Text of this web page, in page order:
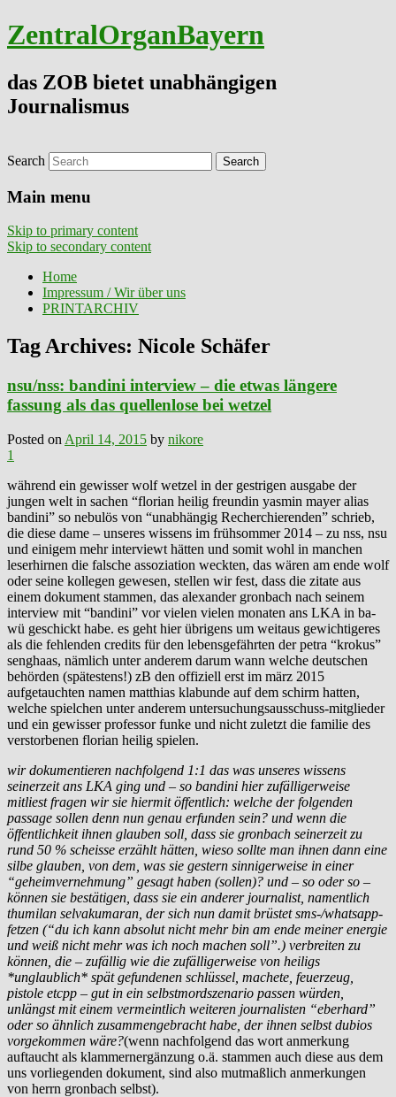
ZentralOrganBayern
das ZOB bietet unabhängigen
Journalismus
Search
Main menu
Skip to primary content
Skip to secondary content
Home
Impressum / Wir über uns
PRINTARCHIV
Tag Archives: Nicole Schäfer
nsu/nss: bandini interview – die etwas längere
fassung als das quellenlose bei wetzel
Posted on April 14, 2015 by nikore
1
während ein gewisser wolf wetzel in der gestrigen ausgabe der
jungen welt in sachen “florian heilig freundin yasmin mayer alias
bandini” so nebulös von “unabhängig Recherchierenden” schrieb,
die diese dame – unseres wissens im frühsommer 2014 – zu nss, nsu
und einigem mehr interviewt hätten und somit wohl in manchen
leserhirnen die falsche assoziation weckten, das wären am ende wolf
oder seine kollegen gewesen, stellen wir fest, dass die zitate aus
einem dokument stammen, das alexander gronbach nach seinem
interview mit “bandini” vor vielen vielen monaten ans LKA in ba-
wü geschickt habe. es geht hier übrigens um weitaus gewichtigeres
als die fehlenden credits für den lebensgefährten der petra “krokus”
senghaas, nämlich unter anderem darum wann welche deutschen
behörden (spätestens!) zB den offiziell erst im märz 2015
aufgetauchten namen matthias klabunde auf dem schirm hatten,
welche spielchen unter anderem untersuchungsausschuss-mitglieder
und ein gewisser professor funke und nicht zuletzt die familie des
verstorbenen florian heilig spielen.
wir dokumentieren nachfolgend 1:1 das was unseres wissens
seinerzeit ans LKA ging und – so bandini hier zufälligerweise
mitliest fragen wir sie hiermit öffentlich: welche der folgenden
passage sollen denn nun genau erfunden sein? und wenn die
öffentlichkeit ihnen glauben soll, dass sie gronbach seinerzeit zu
rund 50 % scheisse erzählt hätten, wieso sollte man ihnen dann eine
silbe glauben, von dem, was sie gestern sinnigerweise in einer
“geheimvernehmung” gesagt haben (sollen)? und – so oder so –
können sie bestätigen, dass sie ein anderer journalist, namentlich
thumilan selvakumaran, der sich nun damit brüstet sms-/whatsapp-
fetzen (“du ich kann absolut nicht mehr bin am ende meiner energie
und weiß nicht mehr was ich noch machen soll”.) verbreiten zu
können, die – zufällig wie die zufälligerweise von heiligs
*unglaublich* spät gefundenen schlüssel, machete, feuerzeug,
pistole etcpp – gut in ein selbstmordszenario passen würden,
unlängst mit einem vermeintlich weiteren journalisten “eberhard”
oder so ähnlich zusammengebracht habe, der ihnen selbst dubios
vorgekommen wäre?(wenn nachfolgend das wort anmerkung
auftaucht als klammernergänzung o.ä. stammen auch diese aus dem
uns vorliegenden dokument, sind also mutmaßlich anmerkungen
von herrn gronbach selbst).